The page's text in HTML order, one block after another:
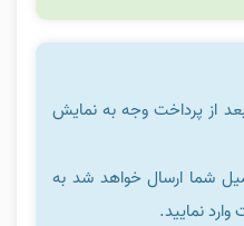
بعد از پرداخت وجه به نمایش
شما ارسال خواهد شد به
نمایید.